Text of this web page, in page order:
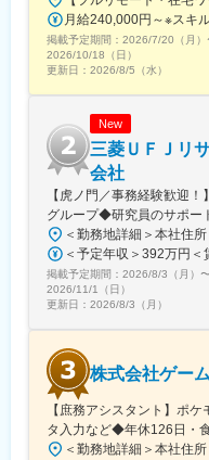
当に評価するので、働
◎IT導入や分業促進で
ん。徹底的に勤怠管理
う！」という文化です
◎売上高1兆円を超える
として、急成長を続け
造建築事業」だけでな
てきました。
◎マンション施工で業
するハイグレードなマ
現在では、総合建築企
設・倉庫などの大型物
掲載予定期間： 2026/7/20（月）
2026/10/18（日）
更新日： 2026/8/5（水）
New
三菱ＵＦＪリ
会社
【虎ノ門／事務経験歓迎
グループ◆研究員のサポー
掲載予定期間： 2026/8/3（月） 〜
2026/11/1（日）
更新日： 2026/8/3（月）
株式会社ゲー
【庶務アシスタント】ポ
タ入力など◆年休126日・